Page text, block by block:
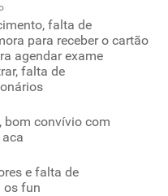
falta de
para receber o cartão
agendar exame
falta de
bom convívio com
e falta de
os fun